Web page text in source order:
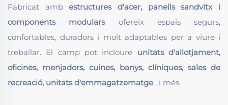
Fabricat ambestructures d'acer, panells sandvitx i
components modulars ofereix espais segurs,
confortables, duradors i molt adaptables per a viure i
treballar. El camp pot incloure unitats d'allotjament,
oficines, menjadors, cuines, banys, clíniques, sales de
recreació, unitats d'emmagatzematge , i més.